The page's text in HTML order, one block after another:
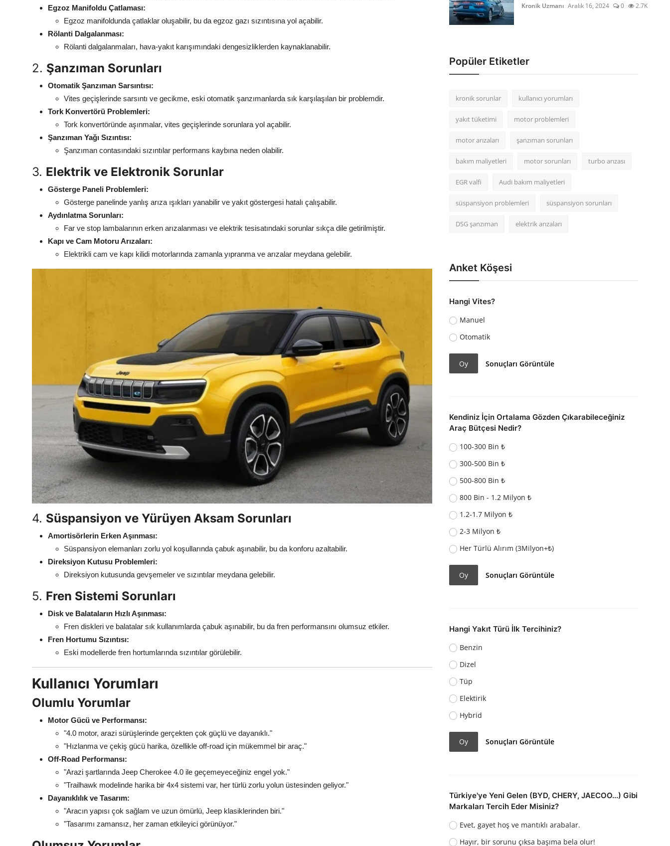
Egzoz Manifoldu Çatlaması:
Egzoz manifoldunda çatlaklar oluşabilir, bu da egzoz gazı sızıntısına yol açabilir.
Rölanti Dalgalanması:
Rölanti dalgalanmaları, hava-yakıt karışımındaki dengesizliklerden kaynaklanabilir.
2. Şanzıman Sorunları
Otomatik Şanzıman Sarsıntısı:
Vites geçişlerinde sarsıntı ve gecikme, eski otomatik şanzımanlarda sık karşılaşılan bir problemdir.
Tork Konvertörü Problemleri:
Tork konvertöründe aşınmalar, vites geçişlerinde sorunlara yol açabilir.
Şanzıman Yağı Sızıntısı:
Şanzıman contasındaki sızıntılar performans kaybına neden olabilir.
3. Elektrik ve Elektronik Sorunlar
Gösterge Paneli Problemleri:
Gösterge panelinde yanlış arıza ışıkları yanabilir ve yakıt göstergesi hatalı çalışabilir.
Aydınlatma Sorunları:
Far ve stop lambalarının erken arızalanması ve elektrik tesisatındaki sorunlar sıkça dile getirilmiştir.
Kapı ve Cam Motoru Arızaları:
Elektrikli cam ve kapı kilidi motorlarında zamanla yıpranma ve arızalar meydana gelebilir.
4. Süspansiyon ve Yürüyen Aksam Sorunları
Amortisörlerin Erken Aşınması:
Süspansiyon elemanları zorlu yol koşullarında çabuk aşınabilir, bu da konforu azaltabilir.
Direksiyon Kutusu Problemleri:
Direksiyon kutusunda gevşemeler ve sızıntılar meydana gelebilir.
5. Fren Sistemi Sorunları
Disk ve Balataların Hızlı Aşınması:
Fren diskleri ve balatalar sık kullanımlarda çabuk aşınabilir, bu da fren performansını olumsuz etkiler.
Fren Hortumu Sızıntısı:
Eski modellerde fren hortumlarında sızıntılar görülebilir.
Kullanıcı Yorumları
Olumlu Yorumlar
Motor Gücü ve Performansı:
"4.0 motor, arazi sürüşlerinde gerçekten çok güçlü ve dayanıklı."
"Hızlanma ve çekiş gücü harika, özellikle off-road için mükemmel bir araç."
Off-Road Performansı:
"Arazi şartlarında Jeep Cherokee 4.0 ile geçemeyeceğiniz engel yok."
"Trailhawk modelinde harika bir 4x4 sistemi var, her türlü zorlu yolun üstesinden geliyor."
Dayanıklılık ve Tasarım:
"Aracın yapısı çok sağlam ve uzun ömürlü, Jeep klasiklerinden biri."
"Tasarımı zamansız, her zaman etkileyici görünüyor."
Kronik Uzmanı Aralık 16, 2024 0 2.7K
Popüler Etiketler
kronik sorunlar kullanıcı yorumları
yakıt tüketimi motor problemleri
motor arızaları şanzıman sorunları
bakım maliyetleri motor sorunları turbo arızası
EGR valfi Audi bakım maliyetleri
süspansiyon problemleri süspansiyon sorunları
DSG şanzıman elektrik arızaları
Anket Köşesi
Hangi Vites?
Manuel
Otomatik
Oy Sonuçları Görüntüle
Kendiniz İçin Ortalama Gözden Çıkarabileceğiniz
Araç Bütçesi Nedir?
100-300 Bin ₺
300-500 Bin ₺
500-800 Bin ₺
800 Bin - 1.2 Milyon ₺
1.2-1.7 Milyon ₺
2-3 Milyon ₺
Her Türlü Alırım (3Milyon+₺)
Oy Sonuçları Görüntüle
Hangi Yakıt Türü İlk Tercihiniz?
Benzin
Dizel
Tüp
Elektirik
Hybrid
Oy Sonuçları Görüntüle
Türkiye'ye Yeni Gelen (BYD, CHERY, JAECOO...) Gibi
Markaları Tercih Eder Misiniz?
Evet, gayet hoş ve mantıklı arabalar.
Hayır, bir sorunu çıksa başıma bela olur!